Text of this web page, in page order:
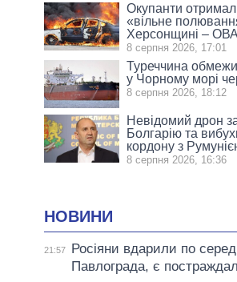
Окупанти
«вільне
Херсонщині – ОВА
8 серпня 2026, 17:01
Туреччина
у Чорному морі
8 серпня 2026, 18:12
Невідомий дрон
Болгарію та
кордону з
8 серпня 2026, 16:36
НОВИНИ
21:57
Росіяни вдарили по
Павлограда, є